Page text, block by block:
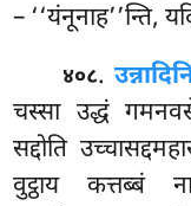
– ‘‘यंनूनाह’’न्ति,
४०८.
चस्सा उद्धं
सद्दोति
वुट्ठाय कत्तब्बं